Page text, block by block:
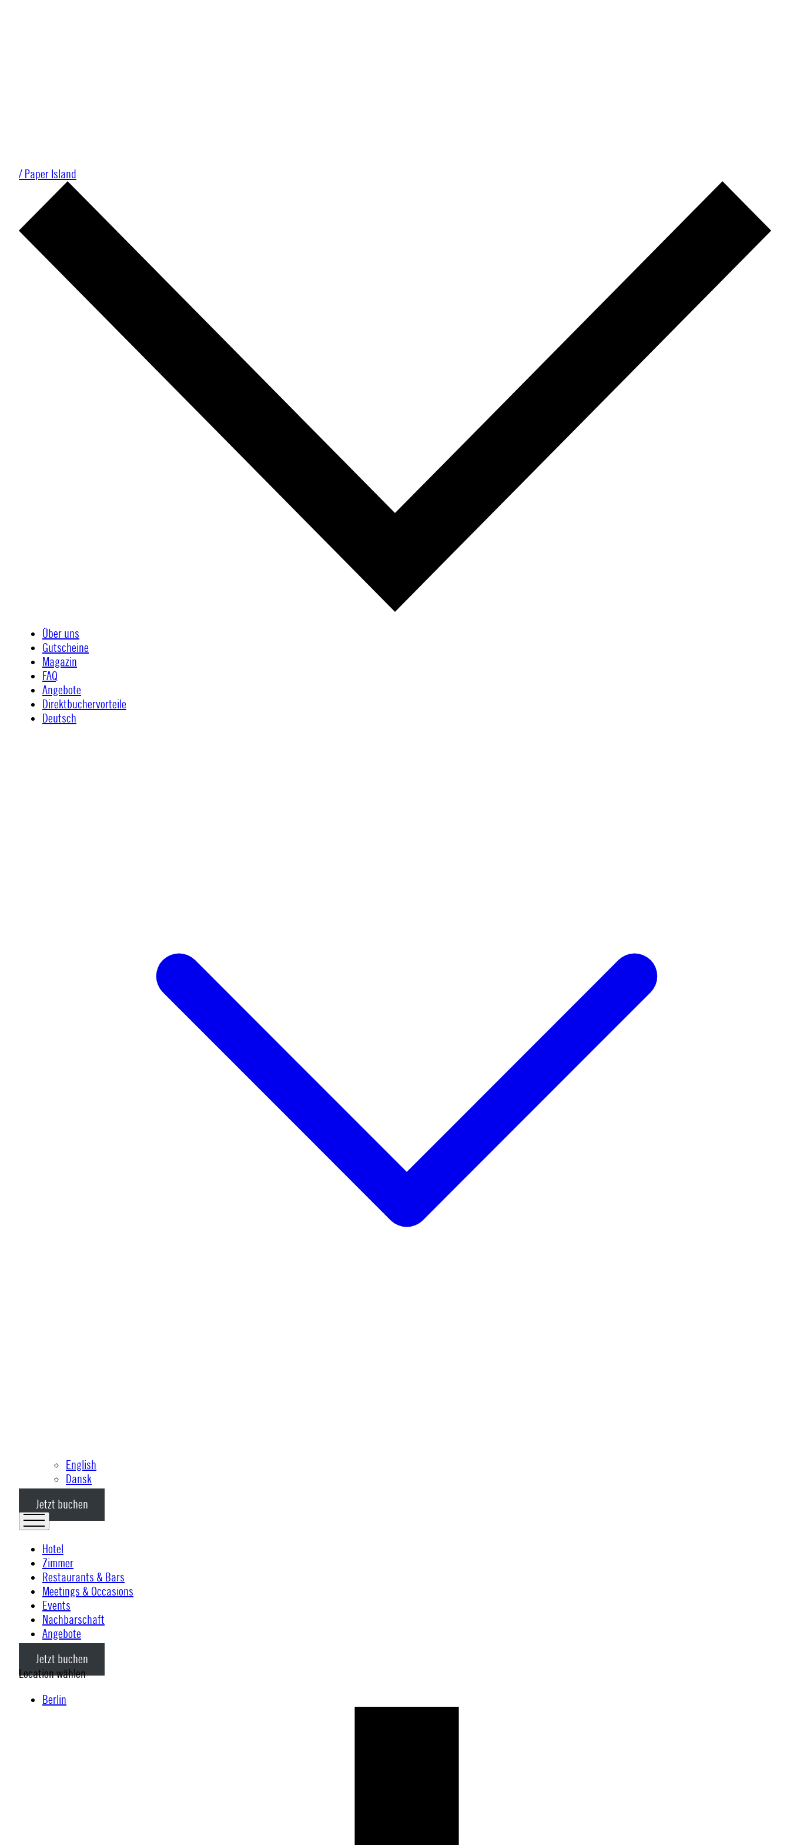
/ Paper Island
Über uns
Gutscheine
Magazin
FAQ
Angebote
Direktbuchervorteile
Deutsch
English
Dansk
Jetzt buchen
Hotel
Zimmer
Restaurants & Bars
Meetings & Occasions
Events
Nachbarschaft
Angebote
Jetzt buchen
Location wählen
Berlin